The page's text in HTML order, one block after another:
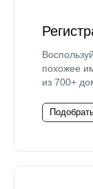
похожее
из 700+